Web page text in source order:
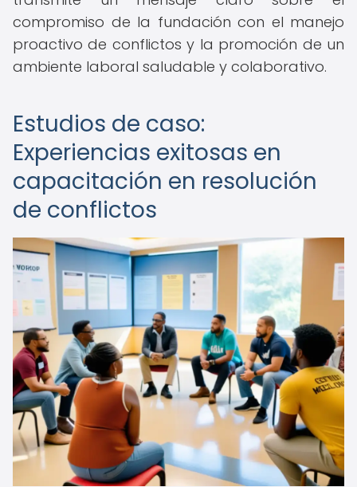
compromiso de la fundación con el manejo
proactivo de conflictos y la promoción de un
ambiente laboral saludable y colaborativo.
Estudios de caso:
Experiencias exitosas en
capacitación en resolución
de conflictos